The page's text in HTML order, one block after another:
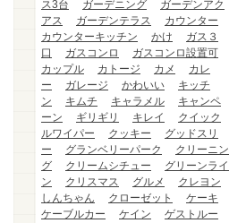
ス3台
ガーデニング
ガーデンアク
アス
ガーデンテラス
カウンター
カウンターキッチン
かけ
ガス３
口
ガスコンロ
ガスコンロ設置可
カップル
カトージ カメ
カレ
ー
ガレージ かわいい
キッチ
ン
キムチ キャラメル
キャンペ
ーン
ギリギリ キレイ
クイック
ルワイパー
クッキー
グッドスリ
ー
グランベリーパーク
クリーニン
グ
クリームシチュー
グリーンライ
ン
クリスマス グルメ
クレヨン
しんちゃん
クローゼット
ケーキ
ケーブルカー
ケイン
ゲストルー